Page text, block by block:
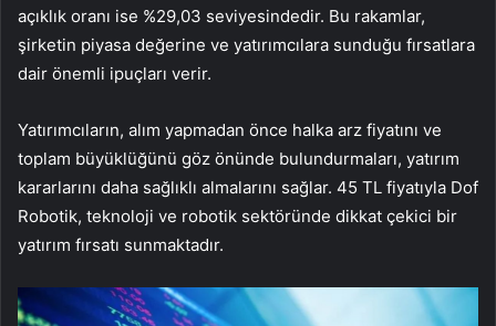
açıklık oranı ise %29,03 seviyesindedir. Bu rakamlar,
şirketin piyasa değerine ve yatırımcılara sunduğu fırsatlara
dair önemli ipuçları verir.
Yatırımcıların, alım yapmadan önce halka arz fiyatını ve
toplam büyüklüğünü göz önünde bulundurmaları, yatırım
kararlarını daha sağlıklı almalarını sağlar. 45 TL fiyatıyla Dof
Robotik, teknoloji ve robotik sektöründe dikkat çekici bir
yatırım fırsatı sunmaktadır.